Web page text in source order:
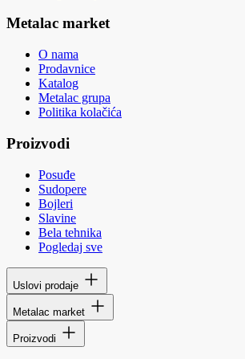
Metalac market
O nama
Prodavnice
Katalog
Metalac grupa
Politika kolačića
Proizvodi
Posuđe
Sudopere
Bojleri
Slavine
Bela tehnika
Pogledaj sve
Uslovi prodaje
Metalac market
Proizvodi